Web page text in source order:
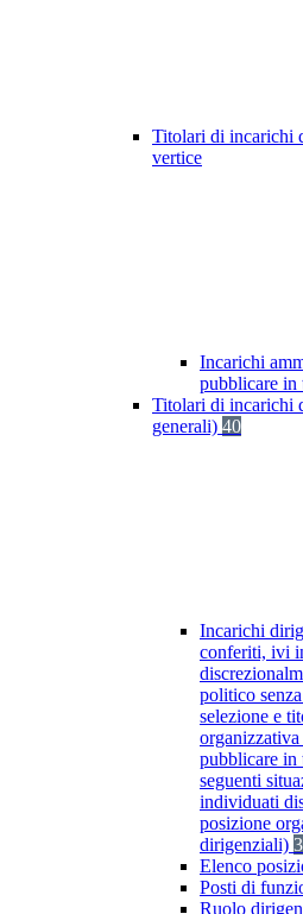
Titolari di incarichi
vertice
Incarichi
pubblicare in
Titolari di incarichi
generali) 40
Incarichi
conferiti, ivi
politico
selezione e
pubblicare in
seguenti
individuati
posizione
dirigenziali)
Elenco
Posti di
Ruolo